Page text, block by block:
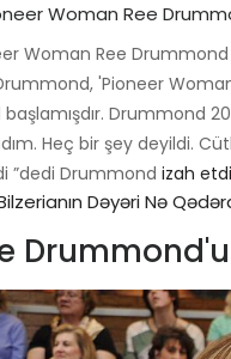
Woman Ree
'Pioneer
Drummond
Heç bir şey deyildi.
”dedi Drummond izah etdi
Dəyəri Nə